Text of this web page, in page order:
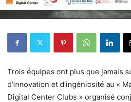
Trois équipes ont plus que jamais
d’innovation et d’ingéniosité au «
Digital Center Clubs » organisé